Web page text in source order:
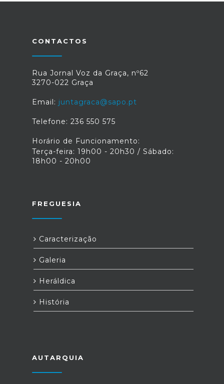
CONTACTOS
Rua Jornal Voz da Graça, nº62
3270-022 Graça
Email: juntagraca@sapo.pt
Telefone: 236 550 575
Horário de Funcionamento:
Terça-feira: 19h00 - 20h30 / Sábado:
18h00 - 20h00
FREGUESIA
Caracterização
Galeria
Heráldica
História
AUTARQUIA